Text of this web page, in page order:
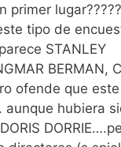
primer
tipo de
STANLEY
BERMAN,
ofende que
aunque hubiera